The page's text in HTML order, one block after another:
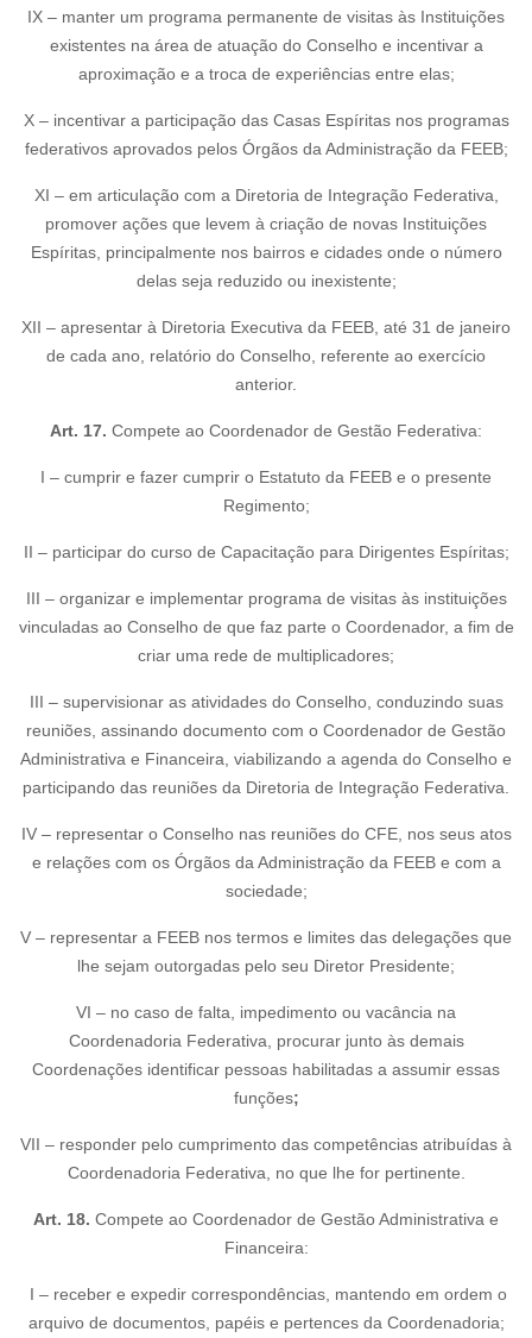
IX – manter um programa permanente de visitas às Instituições
existentes na área de atuação do Conselho e incentivar a
aproximação e a troca de experiências entre elas;
X – incentivar a participação das Casas Espíritas nos programas
federativos aprovados pelos Órgãos da Administração da FEEB;
XI – em articulação com a Diretoria de Integração Federativa,
promover ações que levem à criação de novas Instituições
Espíritas, principalmente nos bairros e cidades onde o número
delas seja reduzido ou inexistente;
XII – apresentar à Diretoria Executiva da FEEB, até 31 de janeiro
de cada ano, relatório do Conselho, referente ao exercício
anterior.
Art. 17. Compete ao Coordenador de Gestão Federativa:
I – cumprir e fazer cumprir o Estatuto da FEEB e o presente
Regimento;
II – participar do curso de Capacitação para Dirigentes Espíritas;
III – organizar e implementar programa de visitas às instituições
vinculadas ao Conselho de que faz parte o Coordenador, a fim de
criar uma rede de multiplicadores;
III – supervisionar as atividades do Conselho, conduzindo suas
reuniões, assinando documento com o Coordenador de Gestão
Administrativa e Financeira, viabilizando a agenda do Conselho e
participando das reuniões da Diretoria de Integração Federativa.
IV – representar o Conselho nas reuniões do CFE, nos seus atos
e relações com os Órgãos da Administração da FEEB e com a
sociedade;
V – representar a FEEB nos termos e limites das delegações que
lhe sejam outorgadas pelo seu Diretor Presidente;
VI – no caso de falta, impedimento ou vacância na
Coordenadoria Federativa, procurar junto às demais
Coordenações identificar pessoas habilitadas a assumir essas
funções;
VII – responder pelo cumprimento das competências atribuídas à
Coordenadoria Federativa, no que lhe for pertinente.
Art. 18. Compete ao Coordenador de Gestão Administrativa e
Financeira:
I – receber e expedir correspondências, mantendo em ordem o
arquivo de documentos, papéis e pertences da Coordenadoria;